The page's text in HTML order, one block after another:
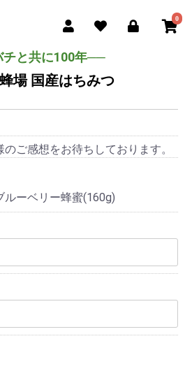
0
チと共に100年──
場 国産はちみつ
ご感想をお待ちしております。
ルーベリー蜂蜜(160g)